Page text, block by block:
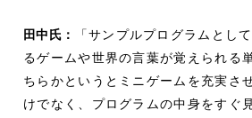
田中氏：
「サンプルプログラムとし
るゲームや世界の言葉が覚えられる
ちらかというとミニゲームを充実さ
けでなく、プログラムの中身をすぐ